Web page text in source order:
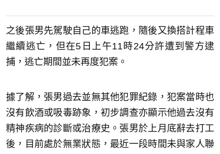
之後張男先駕駛自己的車逃跑，隨後又換搭計程車
繼續逃亡，但在5日上午11時24分許遭到警方逮
捕，逃亡期間並未再度犯案。
據了解，張男過去並無其他犯罪紀錄，犯案當時也
沒有飲酒或吸毒跡象，初步調查亦顯示他過去沒有
精神疾病的診斷或治療史。張男於上月底辭去打工
後，目前處於無業狀態，最近一段時間未與家人聯